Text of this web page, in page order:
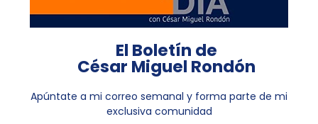
El Boletín de
César Miguel Rondón
Apúntate a mi correo semanal y forma parte de mi
exclusiva comunidad